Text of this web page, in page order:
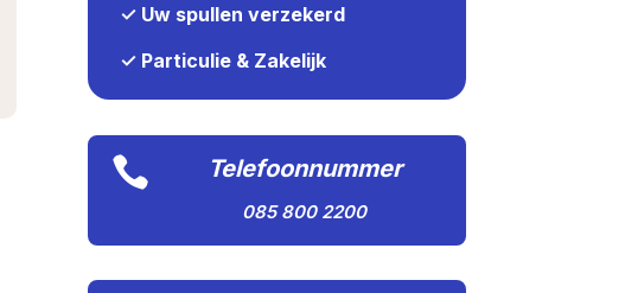
✓ Uw spullen verzekerd
✓ Particulie & Zakelijk
 Telefoonnummer
085 800 2200